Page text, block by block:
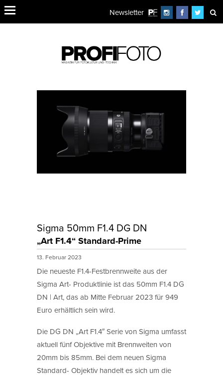
Newsletter
Sigma 50mm F1.4 DG DN
„Art F1.4“ Standard-Prime
13. Februar 2023
Die neueste F1.4-Festbrennweite aus der
Sigma Art- Produktlinie ist das 50mm F1.4 DG
DN | Art, das ab Mitte Februar 2023 für 949
Euro erhältlich sein wird.
Die DG DN „Art F1.4″ Serie von Sigma umfasst
aktuell fünf Objektive mit Brennweiten von
20mm bis 85mm. Bei dem neuen Sigma
Standard- Objektiv handelt es sich um die